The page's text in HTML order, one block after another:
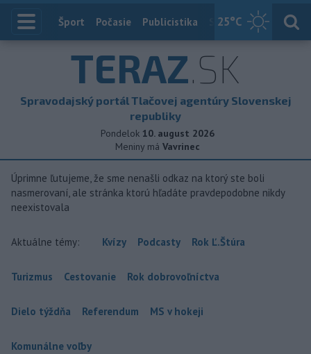
25°C
Index
Šport Počasie Publicistika Slovensko
TERAZ.SK
Spravodajský portál Tlačovej agentúry Slovenskej
republiky
Pondelok 10. august 2026
Meniny má Vavrinec
Úprimne ľutujeme, že sme nenašli odkaz na ktorý ste boli
nasmerovaní, ale stránka ktorú hľadáte pravdepodobne nikdy
neexistovala
Aktuálne témy: Kvízy Podcasty Rok Ľ.Štúra
Turizmus Cestovanie Rok dobrovoľníctva
Dielo týždňa Referendum MS v hokeji
Komunálne voľby